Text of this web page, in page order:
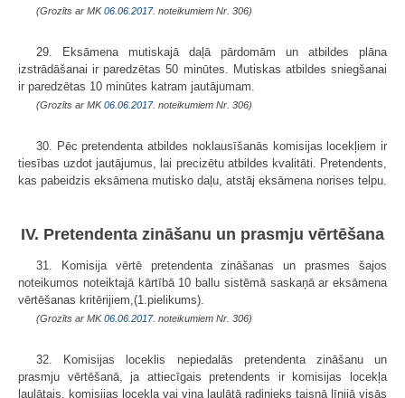
(Grozīts ar MK06.06.2017. noteikumiem Nr. 306)
29. Eksāmena mutiskajā daļā pārdomām un atbildes plāna
izstrādāšanai ir paredzētas 50 minūtes. Mutiskas atbildes sniegšanai
ir paredzētas 10 mi­nūtes katram jautājumam.
(Grozīts ar MK06.06.2017. noteikumiem Nr. 306)
30. Pēc pretendenta atbildes noklausīšanās komisijas locekļiem ir
tiesības uzdot jautājumus, lai precizētu atbildes kvalitāti. Pretendents,
kas pabeidzis eksāmena mutisko daļu, atstāj eksāmena norises telpu.
IV. Pretendenta zināšanu un prasmju vērtēšana
31. Komisija vērtē pretendenta zināšanas un prasmes šajos
noteikumos noteiktajā kārtībā 10 ballu sistēmā saskaņā ar eksāmena
vērtēšanas kritērijiem,(1.pielikums).
(Grozīts ar MK06.06.2017. noteikumiem Nr. 306)
32. Komisijas loceklis nepiedalās pretendenta zināšanu un
prasmju vērtēšanā, ja attiecīgais pretendents ir komisijas locekļa
laulātais, komisijas locekļa vai viņa laulātā radinieks taisnā līnijā visās